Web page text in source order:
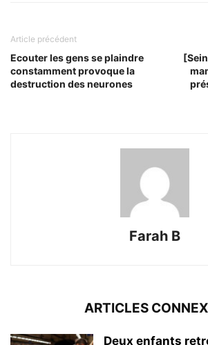
Article précédent
Ecouter les gens se plaindre
constamment provoque la
destruction des neurones
Farah B
ARTICLES
Deux enfants